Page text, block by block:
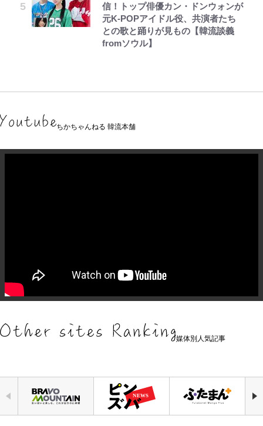
信！トップ俳優カン・ドンウォンが
元K-POPアイドル役、共演者たち
との歌と踊りが見もの【韓流談義
fromソウル】
ちかちゃんねる 韓流本舗
媒体別人気記事